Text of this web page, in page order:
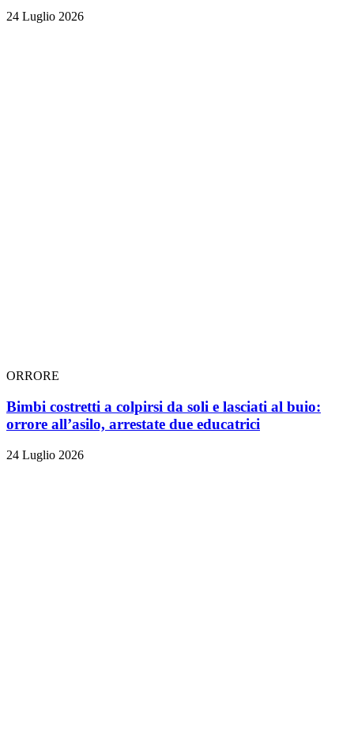
24 Luglio 2026
ORRORE
Bimbi costretti a colpirsi da soli e lasciati al buio:
orrore all’asilo, arrestate due educatrici
24 Luglio 2026